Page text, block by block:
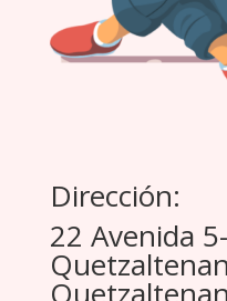
Dirección:
22 Avenida